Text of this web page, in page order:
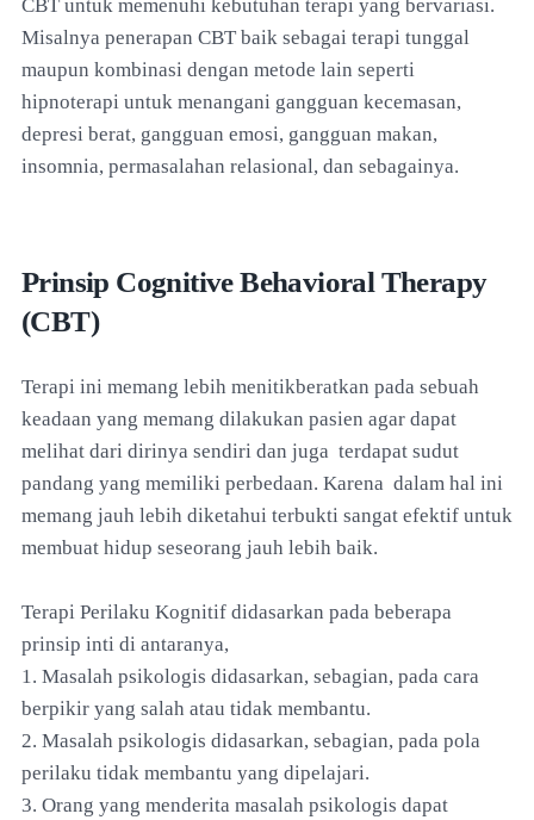
CBT untuk memenuhi kebutuhan terapi yang bervariasi.
Misalnya penerapan CBT baik sebagai terapi tunggal
maupun kombinasi dengan metode lain seperti
hipnoterapi untuk menangani gangguan kecemasan,
depresi berat, gangguan emosi, gangguan makan,
insomnia, permasalahan relasional, dan sebagainya.
Prinsip Cognitive Behavioral Therapy
(CBT)
Terapi ini memang lebih menitikberatkan pada sebuah
keadaan yang memang dilakukan pasien agar dapat
melihat dari dirinya sendiri dan juga terdapat sudut
pandang yang memiliki perbedaan. Karena dalam hal ini
memang jauh lebih diketahui terbukti sangat efektif untuk
membuat hidup seseorang jauh lebih baik.
Terapi Perilaku Kognitif didasarkan pada beberapa
prinsip inti di antaranya,
1. Masalah psikologis didasarkan, sebagian, pada cara
berpikir yang salah atau tidak membantu.
2. Masalah psikologis didasarkan, sebagian, pada pola
perilaku tidak membantu yang dipelajari.
3. Orang yang menderita masalah psikologis dapat